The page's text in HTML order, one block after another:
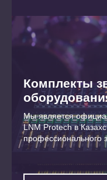
Комплекты
Мы является
LNM Protech в
профессионального